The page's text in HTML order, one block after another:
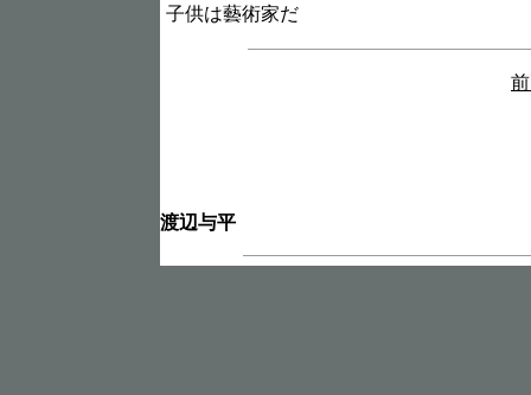
子供は藝術家だ
渡辺与平